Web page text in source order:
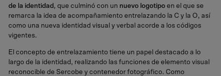
de la identidad , que culminó con un nuevo logotipo en el que se
remarca la idea de acompañamiento entrelazando la C y la O, así
como una nueva identidad visual y verbal acorde a los códigos
vigentes.
El concepto de entrelazamiento tiene un papel destacado a lo
largo de la identidad, realizando las funciones de elemento visual
reconocible de Sercobe y contenedor fotográfico. Como